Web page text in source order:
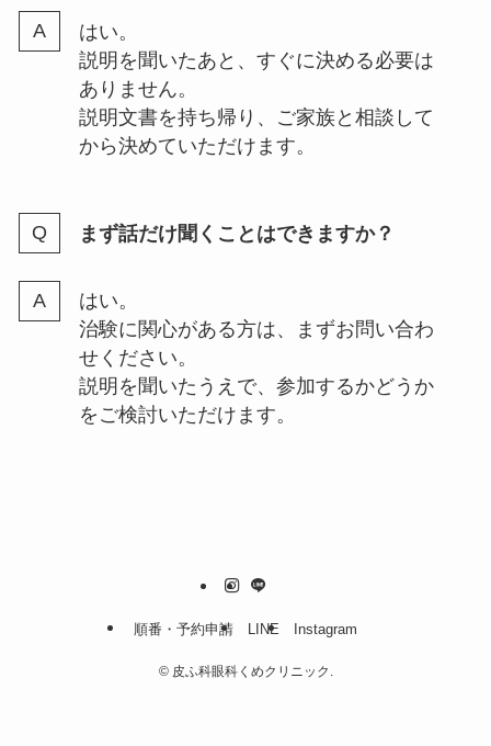
はい。
説明を聞いたあと、すぐに決める必要は
ありません。
説明文書を持ち帰り、ご家族と相談して
から決めていただけます。
まず話だけ聞くことはできますか？
はい。
治験に関心がある方は、まずお問い合わ
せください。
説明を聞いたうえで、参加するかどうか
をご検討いただけます。
順番・予約申請 LINE Instagram
©皮ふ科眼科くめクリニック.